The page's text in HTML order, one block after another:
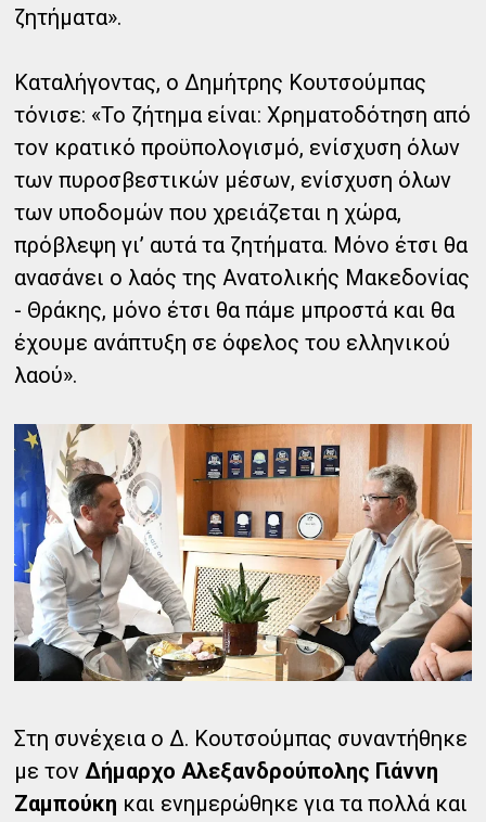
ζητήματα».
Καταλήγοντας, ο Δημήτρης Κουτσούμπας
τόνισε: «Το ζήτημα είναι: Χρηματοδότηση από
τον κρατικό προϋπολογισμό, ενίσχυση όλων
των πυροσβεστικών μέσων, ενίσχυση όλων
των υποδομών που χρειάζεται η χώρα,
πρόβλεψη γι’ αυτά τα ζητήματα. Μόνο έτσι θα
ανασάνει ο λαός της Ανατολικής Μακεδονίας
- Θράκης, μόνο έτσι θα πάμε μπροστά και θα
έχουμε ανάπτυξη σε όφελος του ελληνικού
λαού».
Στη συνέχεια ο Δ. Κουτσούμπας συναντήθηκε
με τονΔήμαρχο Αλεξανδρούπολης Γιάννη
Ζαμπούκη και ενημερώθηκε για τα πολλά και